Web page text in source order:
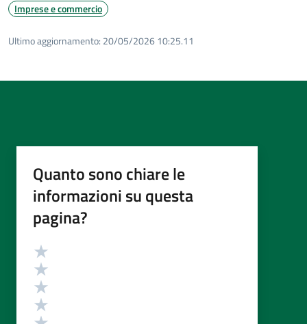
Imprese e commercio
Ultimo aggiornamento: 20/05/2026 10:25.11
Quanto sono chiare le
informazioni su questa
pagina?
Valutazione